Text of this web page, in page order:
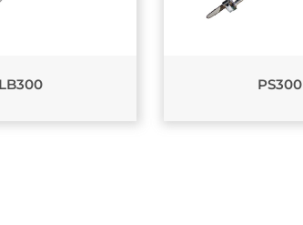
LB300 PS300